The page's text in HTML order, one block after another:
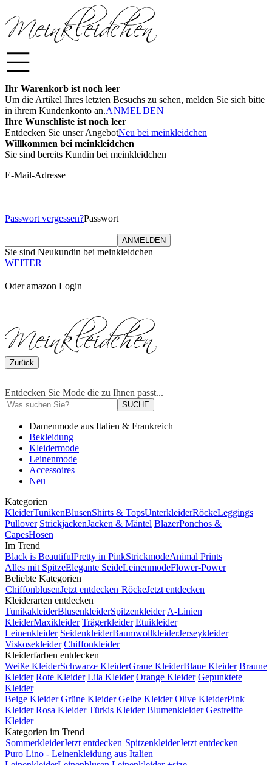
Ihr Warenkorb ist noch leer
Um die Artikel Ihres letzten Besuchs zu sehen, melden Sie sich bitte
in ihrem Kundenkonto an.ANMELDEN
Ihre Wunschliste ist noch leer
Entdecken Sie unser AngebotNeu bei meinkleidchen
Willkommen bei meinkleidchen
Sie sind bereits Kundin bei meinkleidchen
E-Mail-Adresse
Passwort vergessen?Passwort
ANMELDEN
Sie sind Neukundin bei meinkleidchen
WEITER
Oder amazon Login
Zurück
Entdecken Sie Mode die zu Ihnen passt...
SUCHE
Damenmode aus Italien & Frankreich
Bekleidung
Kleidermode
Leinenmode
Accessoires
Neu
Kategorien
KleiderTunikenBlusenShirts & TopsUnterkleiderRöckeLeggings
Pullover StrickjackenJacken & Mäntel BlazerPonchos &
CapesHosen
Im Trend
Black is BeautifulPretty in PinkStrickmodeAnimal Prints
Alles mit SpitzeElegante SeideLeinenmodeFlower-Power
Beliebte Kategorien
ChiffonblusenJetzt entdecken RöckeJetzt entdecken
Kleiderarten entdecken
TunikakleiderBlusenkleiderSpitzenkleider A-Linien
KleiderMaxikleider Trägerkleider Etuikleider
Leinenkleider SeidenkleiderBaumwollkleiderJerseykleider
Viskosekleider Chiffonkleider
Kleiderfarben entdecken
Weiße KleiderSchwarze KleiderGraue KleiderBlaue Kleider Braune
Kleider Rote Kleider Lila Kleider Orange Kleider Gepunktete
Kleider
Beige Kleider Grüne Kleider Gelbe Kleider Olive KleiderPink
Kleider Rosa Kleider Türkis Kleider Blumenkleider Gestreifte
Kleider
Kategorien im Trend
SommerkleiderJetzt entdecken SpitzenkleiderJetzt entdecken
Puro Lino - Leinenkleidung aus Italien